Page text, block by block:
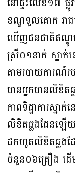
ខណ្ឌទួលគោក រាជ
ឃើញជនជាតិឥណ្ឌូ
ស្រី០១នាក់ ស្នាក់
តាមរបាយការណ៍
មានអ្នកមានលិខិ
ភាពទិដ្ឋាការស្ន
លិខិតឆ្លងដែនឡើយ
ដកហូតលិខិតឆ្លងដ
ចំនួន០៦គ្រឿង ដើម្